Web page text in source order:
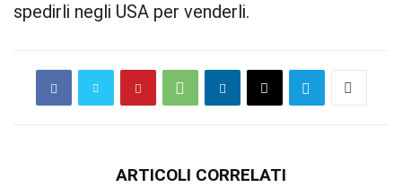
spedirli negli USA per venderli.
ARTICOLI CORRELATI